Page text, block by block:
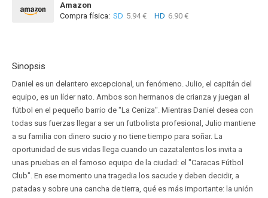
Amazon
Compra física: SD 5.94 € HD 6.90 €
Sinopsis
Daniel es un delantero excepcional, un fenómeno. Julio, el capitán del
equipo, es un líder nato. Ambos son hermanos de crianza y juegan al
fútbol en el pequeño barrio de "La Ceniza". Mientras Daniel desea con
todas sus fuerzas llegar a ser un futbolista profesional, Julio mantiene
a su familia con dinero sucio y no tiene tiempo para soñar. La
oportunidad de sus vidas llega cuando un cazatalentos los invita a
unas pruebas en el famoso equipo de la ciudad: el "Caracas Fútbol
Club". En ese momento una tragedia los sacude y deben decidir, a
patadas y sobre una cancha de tierra, qué es más importante: la unión